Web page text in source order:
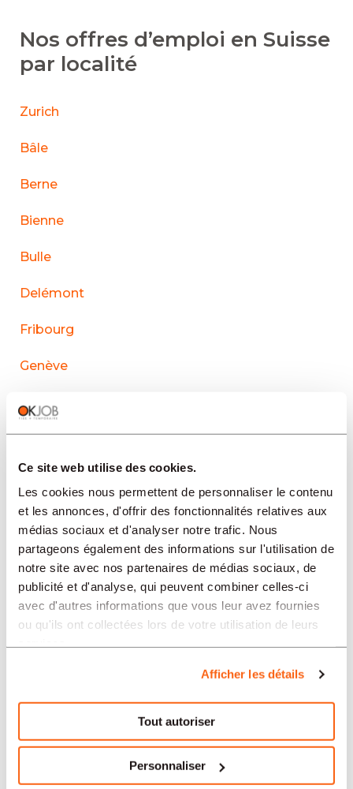
Ce site web utilise des cookies.
Les cookies nous permettent de personnaliser le contenu
et les annonces, d'offrir des fonctionnalités relatives aux
médias sociaux et d'analyser notre trafic. Nous
partageons également des informations sur l'utilisation de
notre site avec nos partenaires de médias sociaux, de
publicité et d'analyse, qui peuvent combiner celles-ci
avec d'autres informations que vous leur avez fournies
ou qu'ils ont collectées lors de votre utilisation de leurs
Afficher les détails
Tout autoriser
Personnaliser
Nos offres d’emploi en Suisse
par localité
Zurich
Bâle
Berne
Bienne
Bulle
Delémont
Fribourg
Genève
La Chaux-de-Fonds
Lausanne
Le Sentier
Neuchâtel
Soleure
Yverdon-les-Bains
Aarau
Nos offres d’emploi en Suisse
par secteur
Administration et secrétariat
Horlogerie